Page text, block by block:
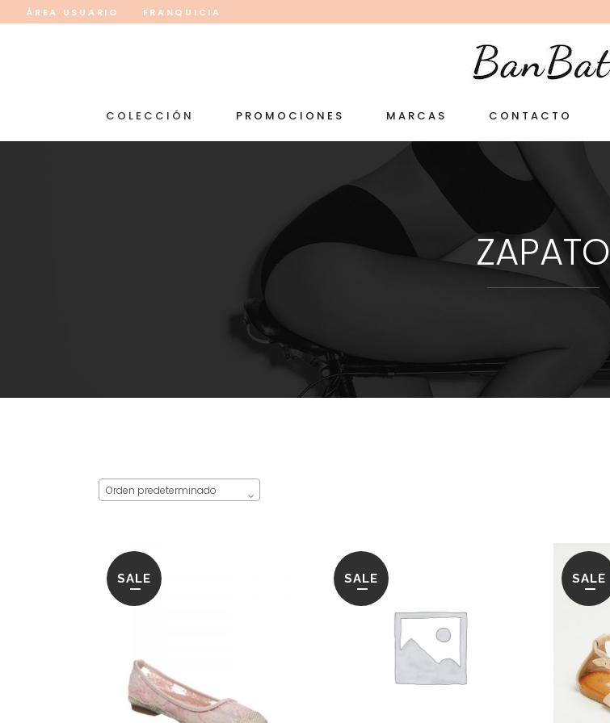
ÁREA USUARIO FRANQUICIA
COLECCIÓN PROMOCIONES MARCAS CONTACTO
ZAPATO
Orden predeterminado
SALE SALE SALE